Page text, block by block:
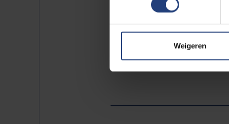
Weigeren
Ook op Europees niveau zal
Dat wordt noodzakelijk
langer in ons land gebeuren.